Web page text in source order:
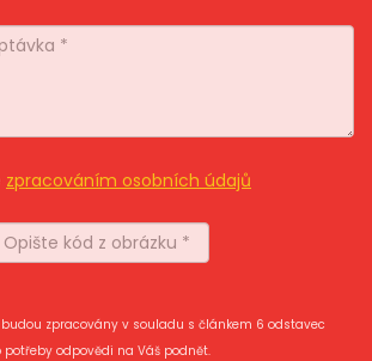
zpracováním osobních údajů
zpracovány v souladu s článkem 6 odstavec
potřeby odpovědi na Váš podnět.